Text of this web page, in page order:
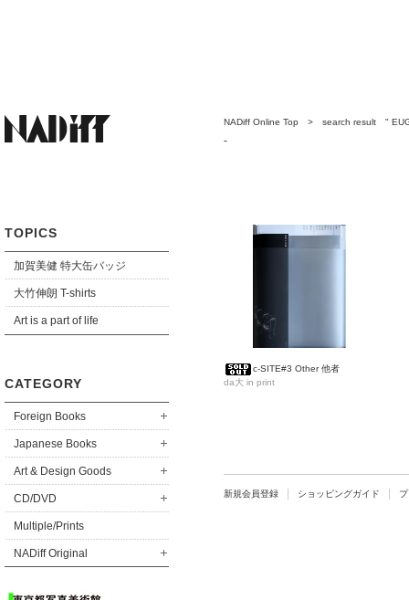
TOPICS
加賀美健 特大缶バッジ
大竹伸朗 T-shirts
Art is a part of life
CATEGORY
Foreign Books
Japanese Books
Art & Design Goods
CD/DVD
Multiple/Prints
NADiff Original
NADiff Online Top > search result "
-
c-SITE#3 Other 他者
da大 in print
新規会員登録 ショッピングガイド